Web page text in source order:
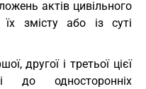
актів цивільного
змісту або із суті
другої і третьої цієї
до односторонніх